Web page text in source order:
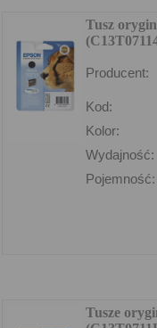
Tusz
Producent:
Kod:
Kolor:
Wydajność:
Pojemność:
Tusze